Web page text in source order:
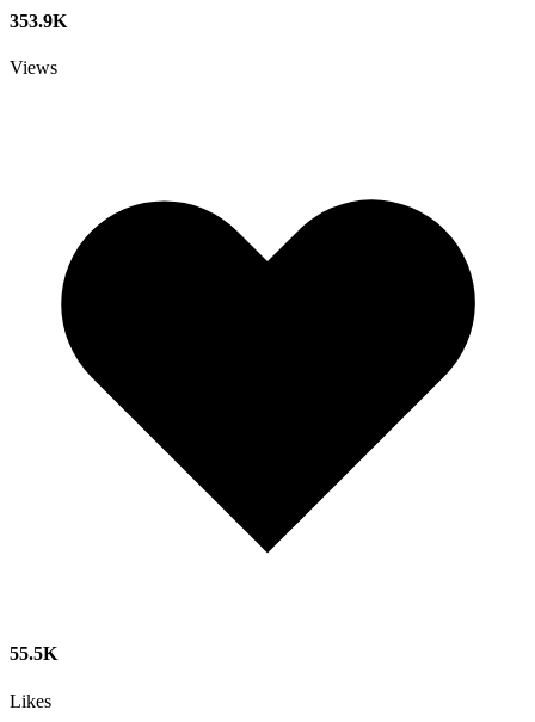
353.9K
Views
55.5K
Likes